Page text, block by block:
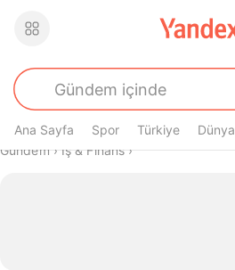
Ana Sayfa Spor Türkiye Dünya
Buradasın
Gündem› İş & Finans›